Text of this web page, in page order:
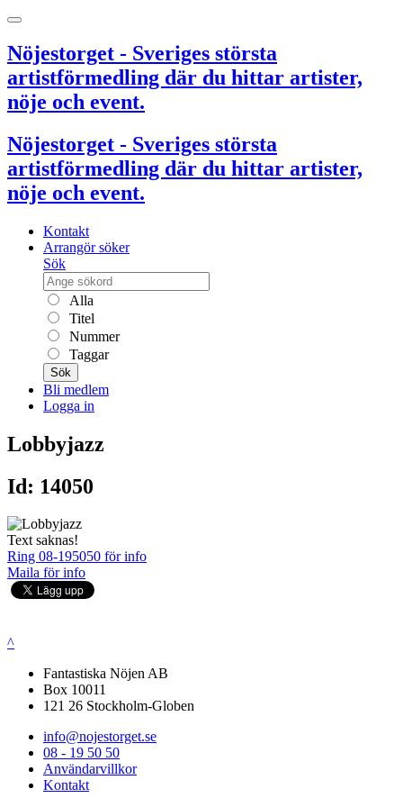
Nöjestorget - Sveriges största
artistförmedling där du hittar artister,
nöje och event.
Nöjestorget - Sveriges största
artistförmedling där du hittar artister,
nöje och event.
Kontakt
Arrangör söker
Sök
Alla
Titel
Nummer
Taggar
Sök
Bli medlem
Logga in
Lobbyjazz
Id: 14050
Text saknas!
Ring 08-195050 för info
Maila för info
^
Fantastiska Nöjen AB
Box 10011
121 26 Stockholm-Globen
info@nojestorget.se
08 - 19 50 50
Användarvillkor
Kontakt